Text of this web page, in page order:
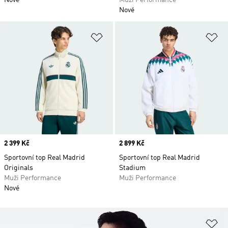
Nové
Přidat do seznamu přání
Price
2 399 Kč
Sportovní top Real Madrid
Originals
Muži Performance
Nové
Price
2 899 Kč
Sportovní top Real Madrid
Stadium
Muži Performance